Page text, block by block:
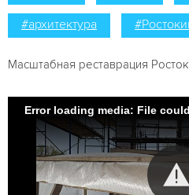
#архитектура
Масштабная реставрация
Error loading media: File